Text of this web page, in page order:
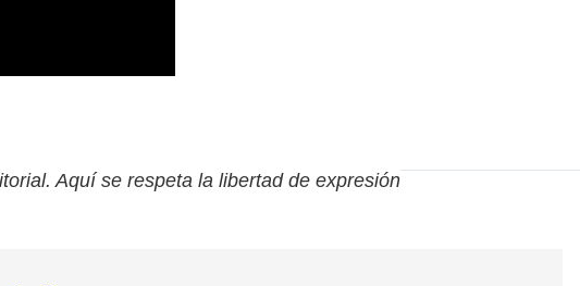
Aquí se respeta la libertad de expresión